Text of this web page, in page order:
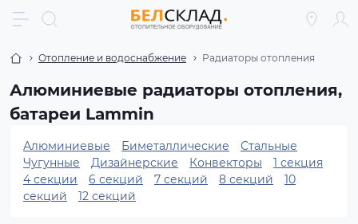
Отопление и водоснабжение Радиаторы отопления
Алюминиевые радиаторы отопления,
батареи Lammin
Алюминиевые Биметаллические
Стальные
Чугунные
Дизайнерские Конвекторы
1 секция
4 секции
6 секций 7 секций 8 секций
10
секций
12 секций